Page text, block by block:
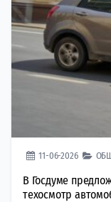
11-06-2026
В Госдуме
техосмотр